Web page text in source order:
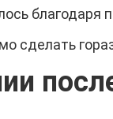
благодаря
сделать